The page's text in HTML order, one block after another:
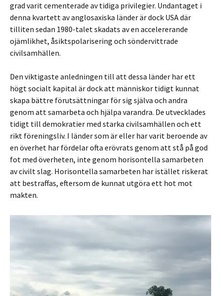
grad varit cementerade av tidiga privilegier. Undantaget i
denna kvartett av anglosaxiska länder är dock USA där
tilliten sedan 1980-talet skadats av en accelererande
ojämlikhet, åsiktspolarisering och söndervittrade
civilsamhällen.
Den viktigaste anledningen till att dessa länder har ett
högt socialt kapital är dock att människor tidigt kunnat
skapa bättre förutsättningar för sig själva och andra
genom att samarbeta och hjälpa varandra. De utvecklades
tidigt till demokratier med starka civilsamhällen och ett
rikt föreningsliv. I länder som är eller har varit beroende av
en överhet har fördelar ofta erövrats genom att stå på god
fot med överheten, inte genom horisontella samarbeten
av civilt slag. Horisontella samarbeten har istället riskerat
att bestraffas, eftersom de kunnat utgöra ett hot mot
makten.